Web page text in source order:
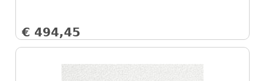
€ 494,45